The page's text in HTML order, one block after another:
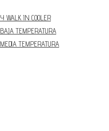
WALK IN COOLER
TEMPERATURA
TEMPERATURA